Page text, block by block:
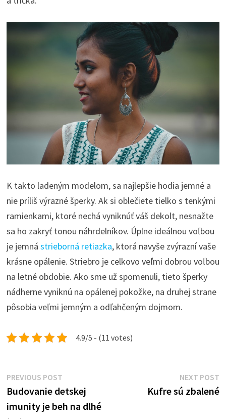
K takto ladeným modelom, sa najlepšie hodia jemné a
nie príliš výrazné šperky. Ak si oblečiete tielko s tenkými
ramienkami, ktoré nechá vyniknúť váš dekolt, nesnažte
sa ho zakryť tonou náhrdelníkov. Úplne ideálnou voľbou
je jemná strieborná retiazka, ktorá navyše zvýrazní vaše
krásne opálenie. Striebro je celkovo veľmi dobrou voľbou
na letné obdobie. Ako sme už spomenuli, tieto šperky
nádherne vyniknú na opálenej pokožke, na druhej strane
pôsobia veľmi jemným a odľahčeným dojmom.
4.9/5 - (11 votes)
Post
navigation
PREVIOUS POSTPrevious
post:
Budovanie detskej
imunity je beh na dlhé
NEXT POST
Kufre sú zbalené